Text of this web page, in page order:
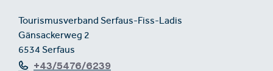
Tourismusverband Serfaus-Fiss-Ladis
Gänsackerweg 2
6534 Serfaus
+43/5476/6239